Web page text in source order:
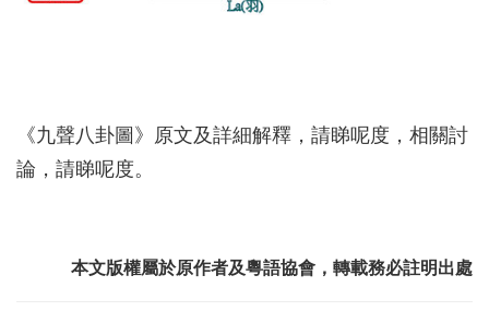
《九聲八卦圖》原文及詳細解釋，請睇呢度 ，相關討
論，請睇呢度。
本文版權屬於原作者及粵語協會，轉載務必註明出處